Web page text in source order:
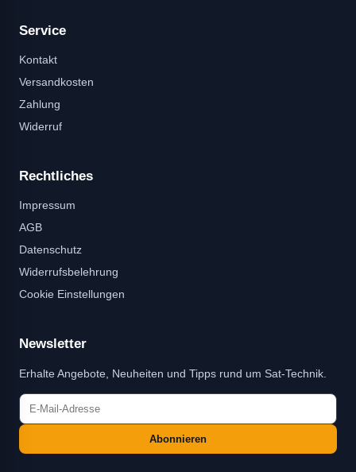
Service
Kontakt
Versandkosten
Zahlung
Widerruf
Rechtliches
Impressum
AGB
Datenschutz
Widerrufsbelehrung
Cookie Einstellungen
Newsletter
Erhalte Angebote, Neuheiten und Tipps rund um Sat-Technik.
Abonnieren